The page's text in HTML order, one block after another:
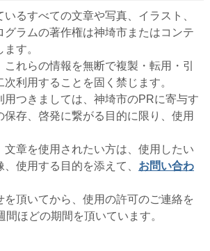
るすべての文章や写真、イラスト、
グラムの著作権は神埼市またはコンテ
す。
れらの情報を無断で複製・転用・引
利用することを固く禁じます。
用つきましては、神埼市のPRに寄与す
保存、啓発に繋がる目的に限り、使用
文章を使用されたい方は、使用したい
使用する目的を添えて、 お問い合わ
を頂いてから、使用の許可のご連絡を
ほどの期間を頂いています。